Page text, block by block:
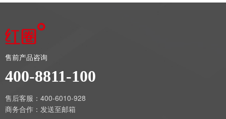
售前产品咨询
400-8811-100
售后客服：400-6010-928
商务合作： 发送至邮箱